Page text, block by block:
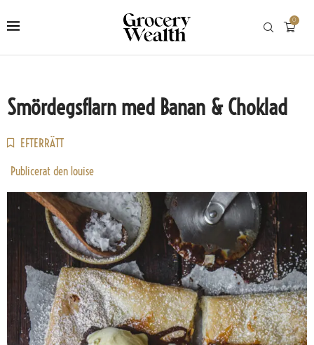
0
Smördegsflarn med Banan & Choklad
EFTERRÄTT
Publicerat den louise